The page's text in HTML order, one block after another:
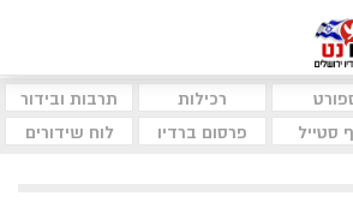
רכילות
תרבות ובידור
סטייל פרסום ברדיו לוח שידורים